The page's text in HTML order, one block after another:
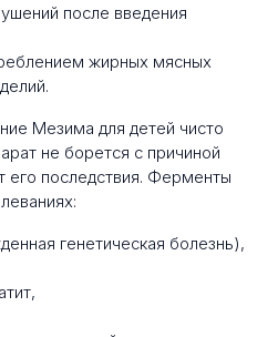
после введения
жирных мясных
Мезима для детей чисто
не борется с причиной
его последствия. Ферменты
генетическая болезнь),